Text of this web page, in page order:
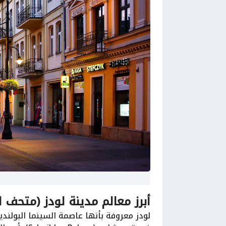
أبرز معالم مدينة لودز (متحف
لودز معروفة بأنها عاصمة السينما